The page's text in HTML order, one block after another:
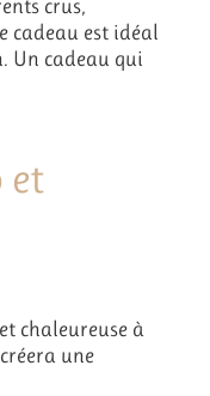
crus,
cadeau est idéal
Un cadeau qui
et
chaleureuse à
une